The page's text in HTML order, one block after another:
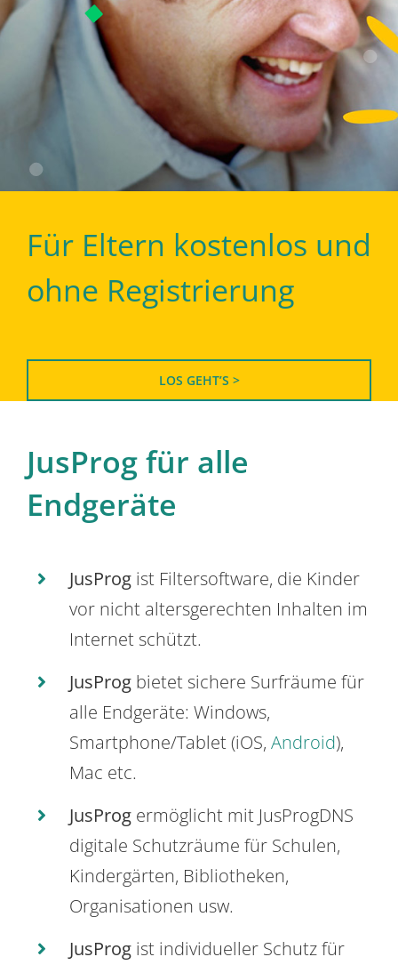
Für Eltern kostenlos und
ohne Registrierung
LOS GEHT’S >
JusProg für alle
Endgeräte
JusProg ist Filtersoftware, die Kinder
vor nicht altersgerechten Inhalten im
Internet schützt.
JusProg bietet sichere Surfräume für
alle Endgeräte: Windows,
Smartphone/Tablet (iOS, Android),
Mac etc.
JusProg ermöglicht mit JusProgDNS
digitale Schutzräume für Schulen,
Kindergärten, Bibliotheken,
Organisationen usw.
JusProg ist individueller Schutz für